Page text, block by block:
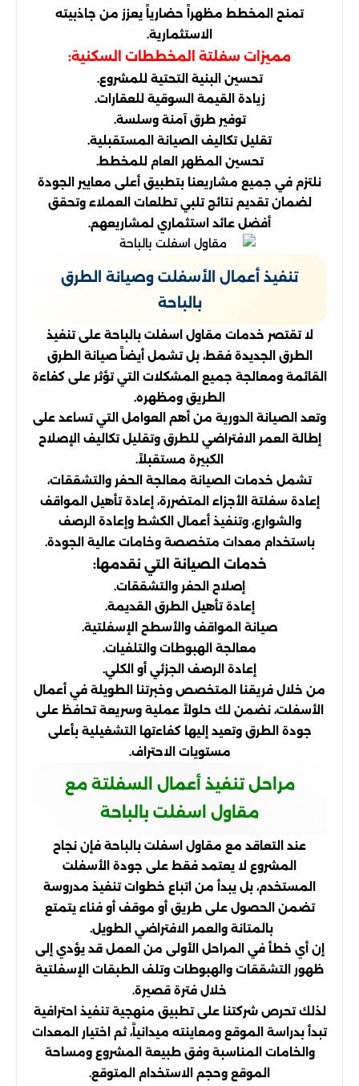
تمنح المخطط مظهراً حضارياً يعزز من جاذبيته
الاستثمارية.
مميزات سفلتة المخططات السكنية:
تحسين البنية التحتية للمشروع.
زيادة القيمة السوقية للعقارات.
توفير طرق آمنة وسلسة.
تقليل تكاليف الصيانة المستقبلية.
تحسين المظهر العام للمخطط.
نلتزم في جميع مشاريعنا بتطبيق أعلى معايير الجودة
لضمان تقديم نتائج تلبي تطلعات العملاء وتحقق
أفضل عائد استثماري لمشاريعهم.
تنفيذ أعمال الأسفلت وصيانة الطرق
بالباحة
لا تقتصر خدمات مقاول اسفلت بالباحة على تنفيذ
الطرق الجديدة فقط، بل تشمل أيضاً صيانة الطرق
القائمة ومعالجة جميع المشكلات التي تؤثر على كفاءة
الطريق ومظهره.
وتعد الصيانة الدورية من أهم العوامل التي تساعد على
إطالة العمر الافتراضي للطرق وتقليل تكاليف الإصلاح
الكبيرة مستقبلاً.
تشمل خدمات الصيانة معالجة الحفر والتشققات،
إعادة سفلتة الأجزاء المتضررة، إعادة تأهيل المواقف
والشوارع، وتنفيذ أعمال الكشط وإعادة الرصف
باستخدام معدات متخصصة وخامات عالية الجودة.
خدمات الصيانة التي نقدمها:
إصلاح الحفر والتشققات.
إعادة تأهيل الطرق القديمة.
صيانة المواقف والأسطح الإسفلتية.
معالجة الهبوطات والتلفيات.
إعادة الرصف الجزئي أو الكلي.
من خلال فريقنا المتخصص وخبرتنا الطويلة في أعمال
الأسفلت، نضمن لك حلولاً عملية وسريعة تحافظ على
جودة الطرق وتعيد إليها كفاءتها التشغيلية بأعلى
مستويات الاحتراف.
مراحل تنفيذ أعمال السفلتة مع
مقاول اسفلت بالباحة
عند التعاقد مع مقاول اسفلت بالباحة فإن نجاح
المشروع لا يعتمد فقط على جودة الأسفلت
المستخدم، بل يبدأ من اتباع خطوات تنفيذ مدروسة
تضمن الحصول على طريق أو موقف أو فناء يتمتع
بالمتانة والعمر الافتراضي الطويل.
إن أي خطأ في المراحل الأولى من العمل قد يؤدي إلى
ظهور التشققات والهبوطات وتلف الطبقات الإسفلتية
خلال فترة قصيرة.
لذلك تحرص شركتنا على تطبيق منهجية تنفيذ احترافية
تبدأ بدراسة الموقع ومعاينته ميدانياً، ثم اختيار المعدات
والخامات المناسبة وفق طبيعة المشروع ومساحة
الموقع وحجم الاستخدام المتوقع.